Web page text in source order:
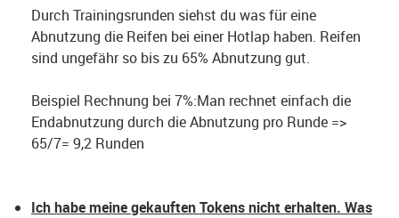
Durch Trainingsrunden siehst du was für eine
Abnutzung die Reifen bei einer Hotlap haben. Reifen
sind ungefähr so bis zu 65% Abnutzung gut.
Beispiel Rechnung bei 7%:Man rechnet einfach die
Endabnutzung durch die Abnutzung pro Runde =>
65/7= 9,2 Runden
Ich habe meine gekauften Tokens nicht erhalten. Was